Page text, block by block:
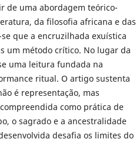
de uma abordagem teórico-
da filosofia africana e das
que a encruzilhada exuística
um método crítico. No lugar da
uma leitura fundada na
ritual. O artigo sustenta
é representação, mas
como prática de
o sagrado e a ancestralidade
desafia os limites do